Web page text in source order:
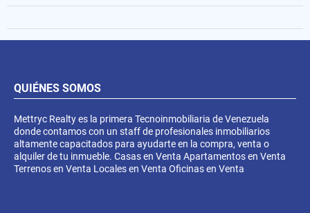
QUIÉNES SOMOS
Mettryc Realty es la primera Tecnoinmobiliaria de Venezuela
donde contamos con un staff de profesionales inmobiliarios
altamente capacitados para ayudarte en la compra, venta o
alquiler de tu inmueble. Casas en Venta Apartamentos en Venta
Terrenos en Venta Locales en Venta Oficinas en Venta